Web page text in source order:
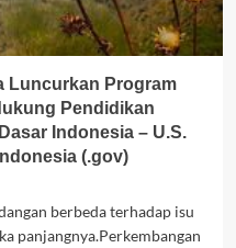
Luncurkan Program
Pendidikan
Indonesia – U.S.
(.gov)
berbeda terhadap isu
panjangnya.Perkembangan